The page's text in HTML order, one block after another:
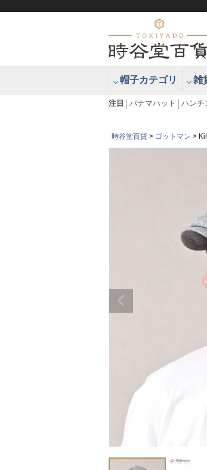
帽子カテゴリ 雑
注目 パナマハット ハンチ
時谷堂百貨 ゴットマン